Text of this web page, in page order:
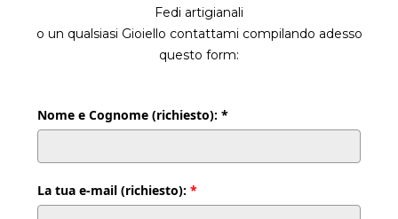
Fedi artigianali
o un qualsiasi Gioiello contattami compilando adesso
questo form:
Nome e Cognome (richiesto): *
La tua e-mail (richiesto):*